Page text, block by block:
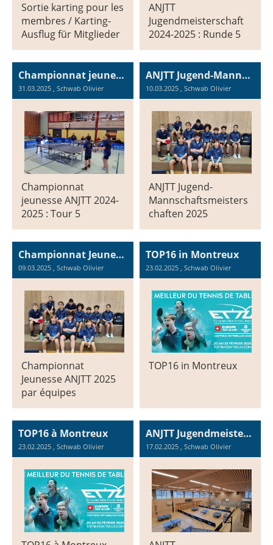
Sortie karting pour les
membres / Karting-
Ausflug für Mitglieder
ANJTT
Jugendmeisterschaft
2024-2025 : Runde 5
Championnat jeunesse ANJTT 2024-2025 : Tour 5
31.03.2025 , Schwab Olivier
Championnat
jeunesse ANJTT 2024-
2025 : Tour 5
ANJTT Jugend-Mannschaftsmeisterschaften 2025
10.03.2025 , Schwab Olivier
ANJTT Jugend-
Mannschaftsmeisters
chaften 2025
Championnat Jeunesse ANJTT 2025 par équipes
09.03.2025 , Schwab Olivier
Championnat
Jeunesse ANJTT 2025
par équipes
TOP16 in Montreux
23.02.2025 , Schwab Olivier
TOP16 in Montreux
TOP16 à Montreux
23.02.2025 , Schwab Olivier
ANJTT Jugendmeisterschaft 2024-2025: Runde 4
17.02.2025 , Schwab Olivier